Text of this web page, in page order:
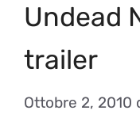
Undead
trailer
Ottobre 2, 2010